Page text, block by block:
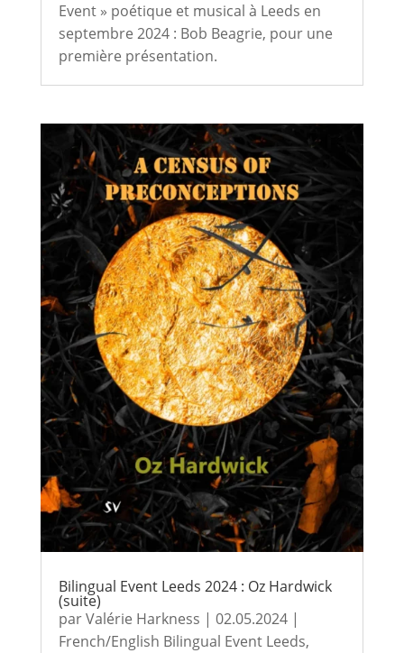
Event » poétique et musical à Leeds en
septembre 2024 : Bob Beagrie, pour une
première présentation.
Bilingual Event Leeds 2024 : Oz Hardwick
(suite)
parValérie Harkness | 02.05.2024|
French/English Bilingual Event Leeds,